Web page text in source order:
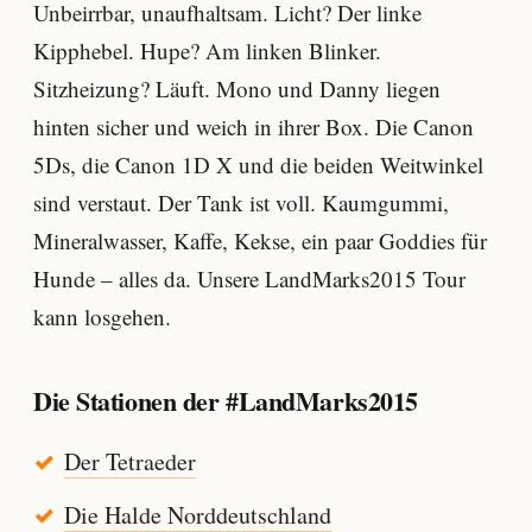
Unbeirrbar, unaufhaltsam. Licht? Der linke
Kipphebel. Hupe? Am linken Blinker.
Sitzheizung? Läuft. Mono und Danny liegen
hinten sicher und weich in ihrer Box. Die Canon
5Ds, die Canon 1D X und die beiden Weitwinkel
sind verstaut. Der Tank ist voll. Kaumgummi,
Mineralwasser, Kaffe, Kekse, ein paar Goddies für
Hunde – alles da. Unsere LandMarks2015 Tour
kann losgehen.
Die Stationen der #LandMarks2015
Der Tetraeder
Die Halde Norddeutschland